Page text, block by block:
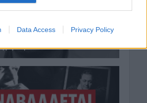
Data Access Privacy Policy